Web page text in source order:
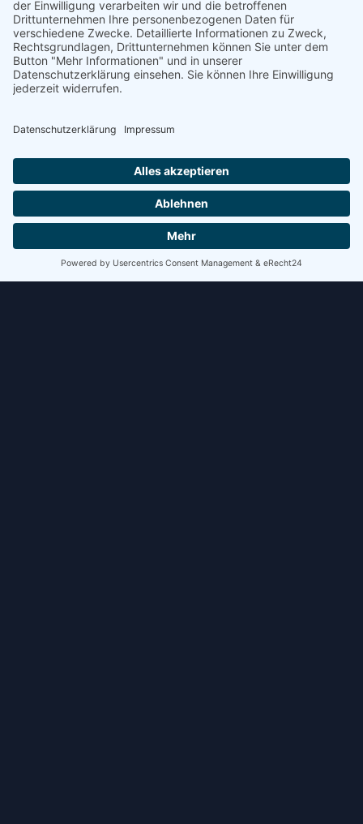
gemacht wurde?
Anti-Rutsch-Matten zuschneiden, positionieren,
kontrollieren und regelmäßig ersetzen. Jeder einzelne
Schritt kostet Zeit. Bei mehreren Verladungen pro Tag
summiert sich das schnell.
8. Juli 2026